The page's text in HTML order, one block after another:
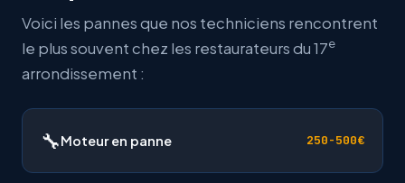
Voici les pannes que nos techniciens rencontrent
le plus souvent chez les restaurateurs du 17e
arrondissement :
🔧Moteur en panne 250-500€